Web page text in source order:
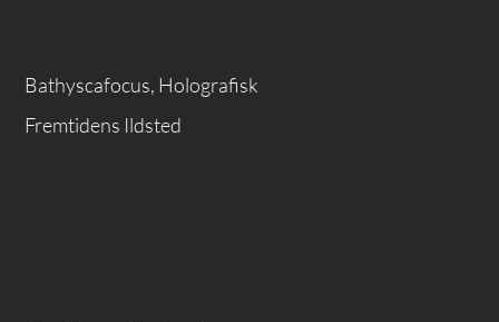
Bathyscafocus, Holografisk
Fremtidens Ildsted